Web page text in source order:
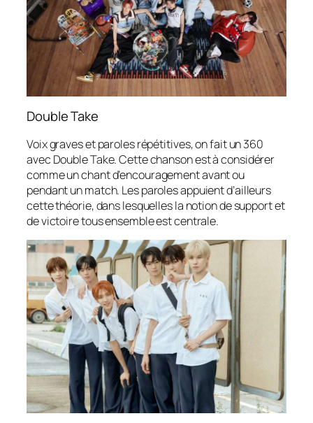
Double Take
Voix graves et paroles répétitives, on fait un 360
avec Double Take. Cette chanson est à considérer
comme un chant d’encouragement avant ou
pendant un match. Les paroles appuient d’ailleurs
cette théorie, dans lesquelles la notion de support et
de victoire tous ensemble est centrale.